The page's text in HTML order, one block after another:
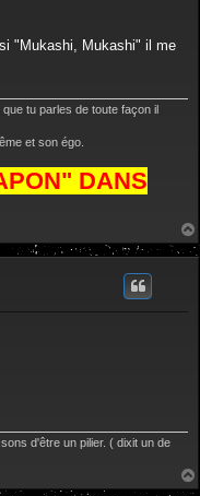
"Mukashi, Mukashi" il me
tu parles de toute façon il
et son égo.
DANS
d'être un pilier. ( dixit un de